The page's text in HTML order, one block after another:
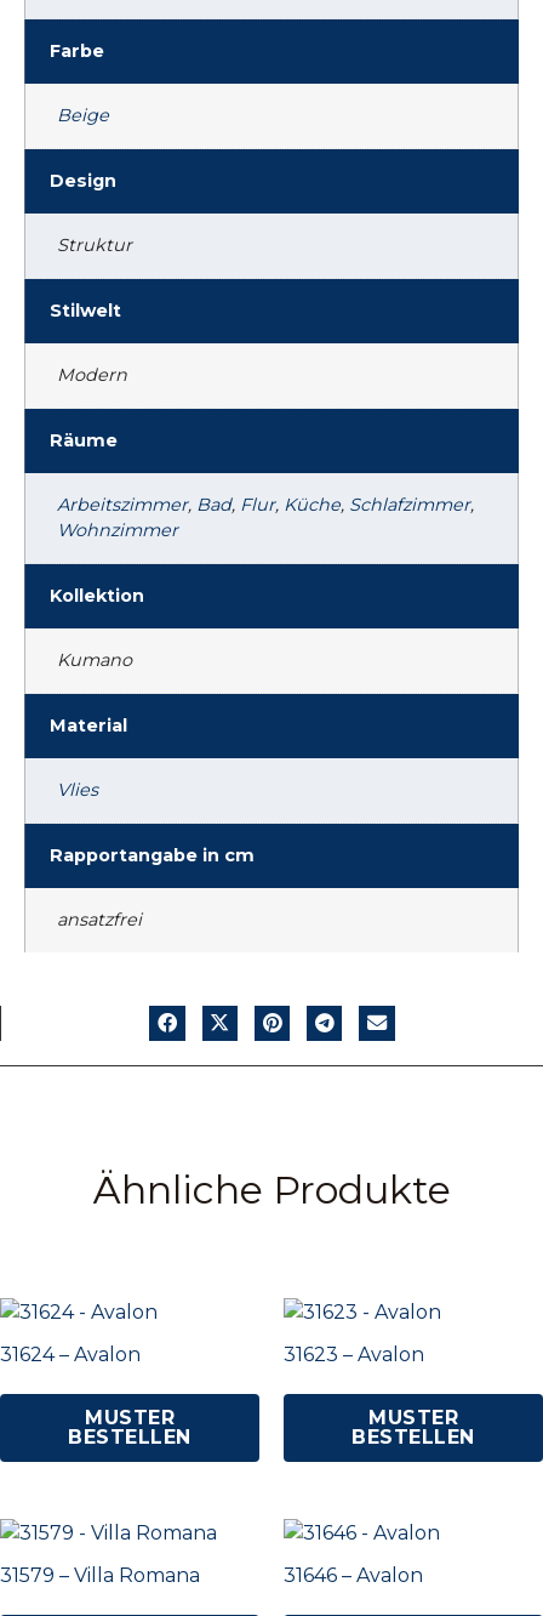
Farbe
Beige
Design
Struktur
Stilwelt
Modern
Räume
Arbeitszimmer, Bad, Flur, Küche, Schlafzimmer,
Wohnzimmer
Kollektion
Kumano
Material
Vlies
Rapportangabe in cm
ansatzfrei
Ähnliche Produkte
31624 – Avalon
MUSTER
BESTELLEN
31623 – Avalon
MUSTER
BESTELLEN
31579 – Villa Romana 31646 – Avalon